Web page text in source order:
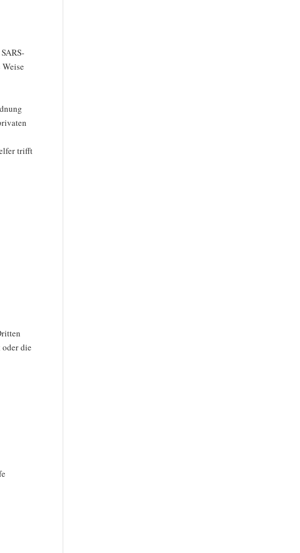
trifft
die